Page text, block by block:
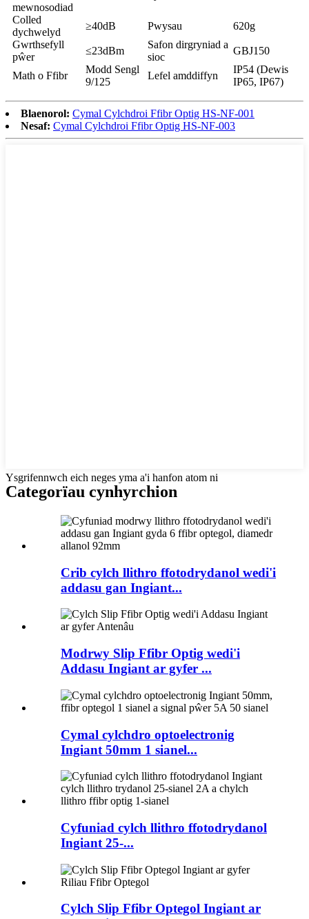
mewnosodiad
Colled
dychwelyd
≥40dB Pwysau
620g
Gwrthsefyll
pŵer
≤23dBm
Safon dirgryniad a
sioc
GBJ150
Math o Ffibr
Modd Sengl
9/125
Lefel amddiffyn
IP54 (Dewis
IP65, IP67)
Blaenorol: Cymal Cylchdroi Ffibr Optig HS-NF-001
Nesaf: Cymal Cylchdroi Ffibr Optig HS-NF-003
Ysgrifennwch eich neges yma a'i hanfon atom ni
Categorïau cynhyrchion
Crib cylch llithro ffotodrydanol wedi'i
addasu gan Ingiant...
Modrwy Slip Ffibr Optig wedi'i
Addasu Ingiant ar gyfer ...
Cymal cylchdro optoelectronig
Ingiant 50mm 1 sianel...
Cyfuniad cylch llithro ffotodrydanol
Ingiant 25-...
Cylch Slip Ffibr Optegol Ingiant ar